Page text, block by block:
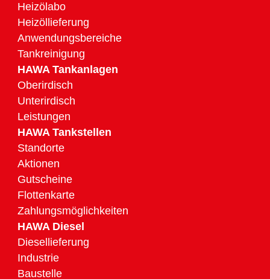
Heizölabo
Heizöllieferung
Anwendungsbereiche
Tankreinigung
HAWA Tankanlagen
Oberirdisch
Unterirdisch
Leistungen
HAWA Tankstellen
Standorte
Aktionen
Gutscheine
Flottenkarte
Zahlungsmöglichkeiten
HAWA Diesel
Diesellieferung
Industrie
Baustelle